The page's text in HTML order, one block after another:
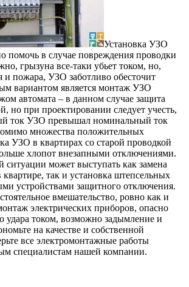
Установка УЗО
помочь в случае повреждения проводки
грызуна все-таки убьет током, но,
и пожара, УЗО заботливо обесточит
вариантом является монтаж УЗО
автомата – в данном случае защита
но при проектировании следует учесть,
ток УЗО превышал номинальный ток
множества положительных
УЗО в квартирах со старой проводкой
хлопот внезапными отключениями.
может выступать как замена
квартире, так и установка штепсельных
устройствами защитного отключения.
вмешательство, ровно как и
электрических приборов, опасно
током, возможно задымление и
на качестве и собственной
все электромонтажные работы
специалистам нашей компании.